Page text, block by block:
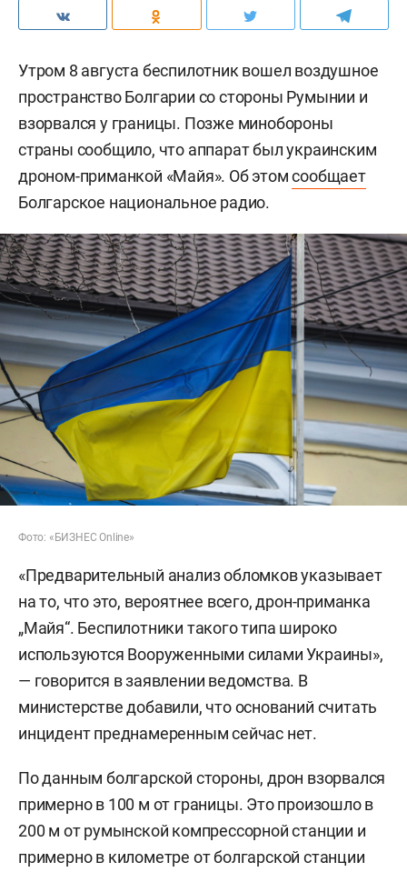
Утром 8 августа беспилотник вошел воздушное
пространство Болгарии со стороны Румынии и
взорвался у границы. Позже минобороны
страны сообщило, что аппарат был украинским
дроном-приманкой «Майя». Об этомсообщает
Болгарское национальное радио.
Фото: «БИЗНЕС Online»
«Предварительный анализ обломков указывает
на то, что это, вероятнее всего, дрон-приманка
„Майя“. Беспилотники такого типа широко
используются Вооруженными силами Украины»,
— говорится в заявлении ведомства. В
министерстве добавили, что оснований считать
инцидент преднамеренным сейчас нет.
По данным болгарской стороны, дрон взорвался
примерно в 100 м от границы. Это произошло в
200 м от румынской компрессорной станции и
примерно в километре от болгарской станции